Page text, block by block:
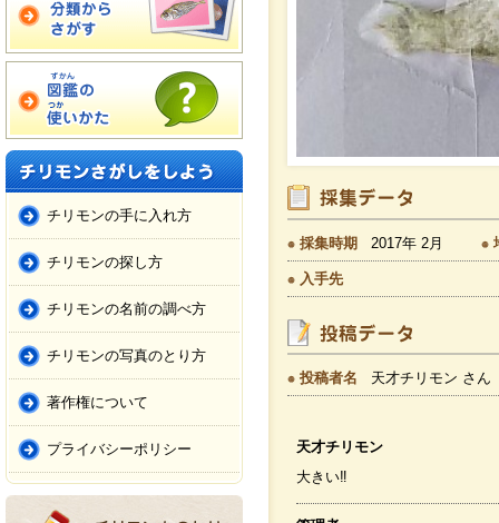
チリモンの手に入れ方
チリモンの探し方
チリモンの名前の調べ方
チリモンの写真のとり方
著作権について
プライバシーポリシー
採集時期 2017年 2月
入手先
投稿者名 天才チリモン さん
天才チリモン
大きい‼